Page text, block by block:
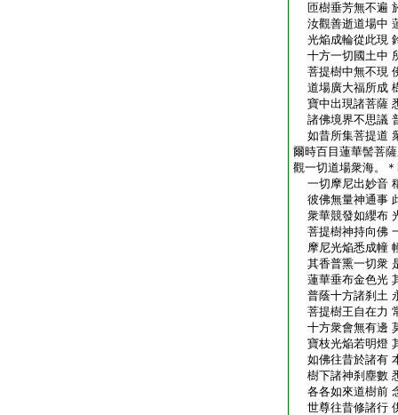
匝樹垂芳無不遍
汝觀善逝道場中
光焔成輪從此現
十方一切國土中
菩提樹中無不現
道場廣大福所成
寶中出現諸菩薩
諸佛境界不思議
如昔所集菩提道
爾時百目蓮華髻菩
觀一切道場衆海。
一切摩尼出妙音
彼佛無量神通事
衆華競發如纓布
菩提樹神持向佛
摩尼光焔悉成幢
其香普熏一切衆
蓮華垂布金色光
普蔭十方諸刹土
菩提樹王自在力
十方衆會無有邊
寶枝光焔若明燈
如佛往昔於諸有
樹下諸神刹塵數
各各如來道樹前
世尊往昔修諸行